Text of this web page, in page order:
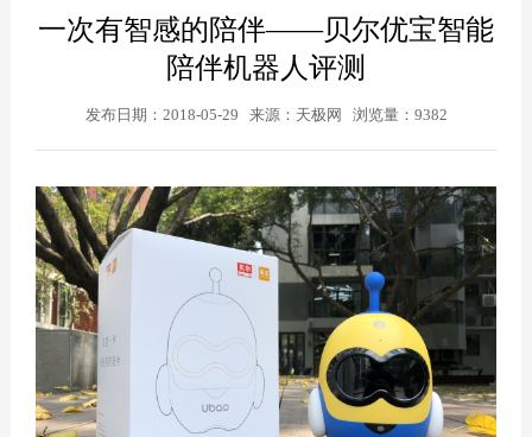
一次有智感的陪伴——贝尔优宝智能
陪伴机器人评测
发布日期：2018-05-29 来源： 天极网 浏览量：9382